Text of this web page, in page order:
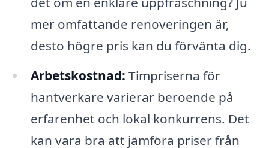
mer omfattande renoveringen är,
desto högre pris kan du förvänta dig.
Arbetskostnad: Timpriserna för
hantverkare varierar beroende på
erfarenhet och lokal konkurrens. Det
kan vara bra att jämföra priser från